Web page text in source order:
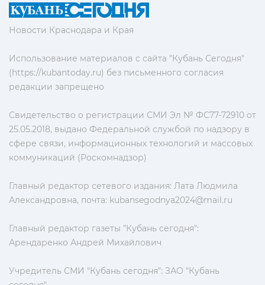
Новости Краснодара и Края
Использование материалов с сайта "Кубань Сегодня"
(https://kubantoday.ru) без письменного согласия
редакции запрещено
Свидетельство о регистрации СМИ Эл № ФС77-72910 от
25.05.2018, выдано Федеральной службой по надзору в
сфере связи, информационных технологий и массовых
коммуникаций (Роскомнадзор)
Главный редактор сетевого издания: Лата Людмила
Александровна, почта: kubansegodnya2024@mail.ru
Главный редактор газеты "Кубань сегодня":
Арендаренко Андрей Михайлович
Учредитель СМИ "Кубань сегодня": ЗАО "Кубань